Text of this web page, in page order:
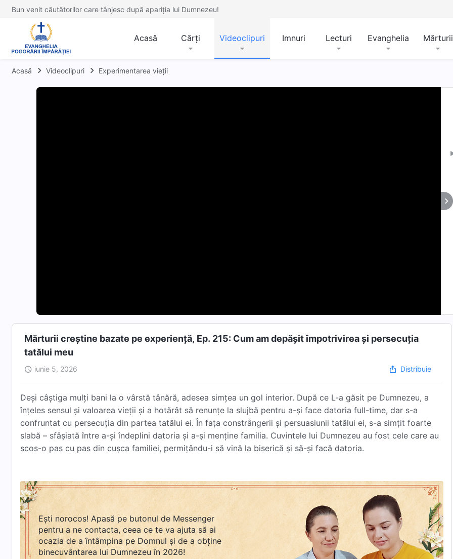
Bun venit căutătorilor care tânjesc după apariția lui Dumnezeu!
Acasă Cărți Videoclipuri Imnuri Lecturi Evanghelia Mărturii
Acasă Videoclipuri Experimentarea vieții
Mărturii creștine bazate pe experiență, Ep. 215: Cum am depășit împotrivirea și persecuția
tatălui meu
iunie 5, 2026 Distribuie
Deși câștiga mulți bani la o vârstă tânără, adesea simțea un gol interior. După ce L-a găsit pe Dumnezeu, a
înțeles sensul și valoarea vieții și a hotărât să renunțe la slujbă pentru a-și face datoria full-time, dar s-a
confruntat cu persecuția din partea tatălui ei. În fața constrângerii și persuasiunii tatălui ei, s-a simțit foarte
slabă – sfâșiată între a-și îndeplini datoria și a-și menține familia. Cuvintele lui Dumnezeu au fost cele care au
scos-o pas cu pas din cușca familiei, permițându-i să vină la biserică și să-și facă datoria.
Ești norocos! Apasă pe butonul de Messenger
pentru a ne contacta, ceea ce te va ajuta să ai
ocazia de a întâmpina pe Domnul și de a obține
binecuvântarea lui Dumnezeu în 2026!